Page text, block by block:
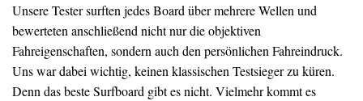
Unsere Tester surften jedes Board über mehrere Wellen und
bewerteten anschließend nicht nur die objektiven
Fahreigenschaften, sondern auch den persönlichen Fahreindruck.
Uns war dabei wichtig, keinen klassischen Testsieger zu küren.
Denn das beste Surfboard gibt es nicht. Vielmehr kommt es